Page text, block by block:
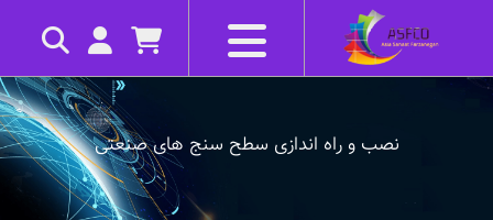
نصب و راه اندازی سطح سنج های صنعتی